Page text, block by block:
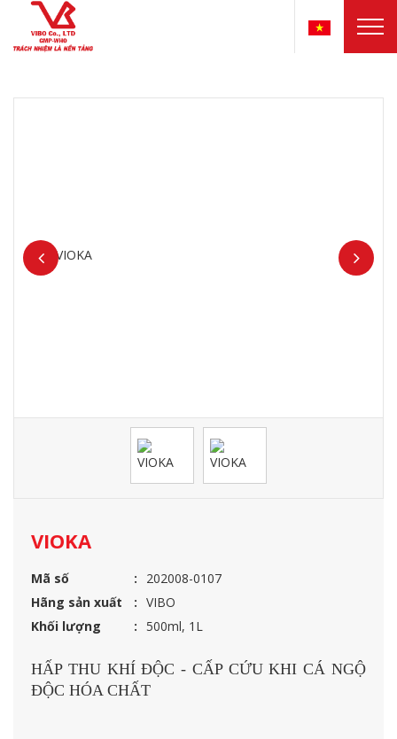
VIOKA
Mã số
202008-0107
Hãng sản xuất
VIBO
Khối lượng
500ml, 1L
HẤP THU KHÍ ĐỘC - CẤP CỨU KHI CÁ NGỘ
ĐỘC HÓA CHẤT